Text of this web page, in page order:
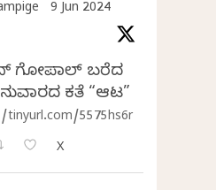
9 Jun 2024
ಗೋಪಾಲ್‌ ಬರೆದ
ಕತೆ “ಆಟ”
5575hs6r
X